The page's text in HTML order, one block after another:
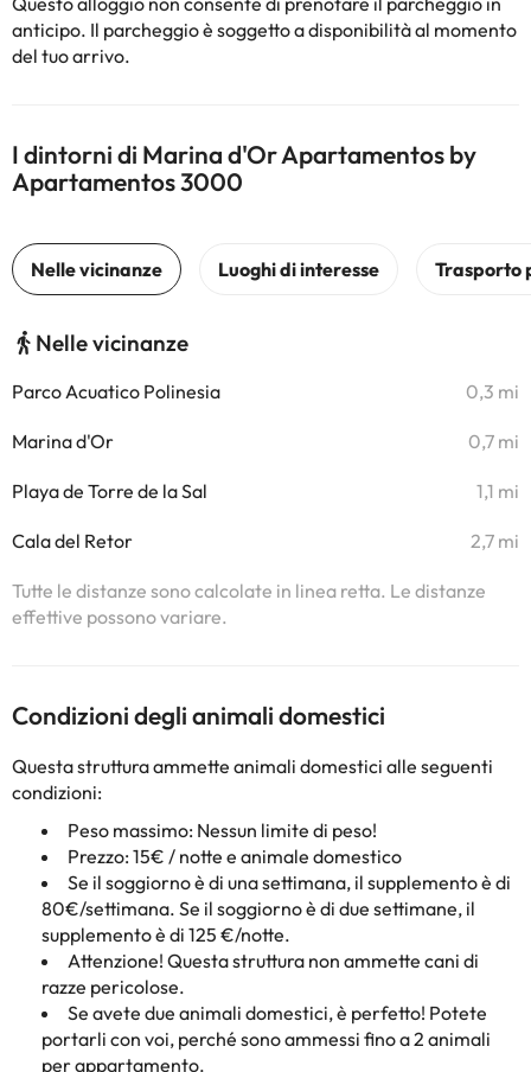
anticipo. Il parcheggio è soggetto a disponibilità al momento
del tuo arrivo.
I dintorni di Marina d'Or Apartamentos by
Apartamentos 3000
Nelle vicinanze
Parco Acuatico Polinesia 0,3 mi
Marina d'Or 0,7 mi
Playa de Torre de la Sal 1,1 mi
Cala del Retor 2,7 mi
Tutte le distanze sono calcolate in linea retta. Le distanze
effettive possono variare.
Condizioni degli animali domestici
Questa struttura ammette animali domestici alle seguenti
condizioni:
Peso massimo: Nessun limite di peso!
Prezzo: 15€ / notte e animale domestico
Se il soggiorno è di una settimana, il supplemento è di
80€/settimana. Se il soggiorno è di due settimane, il
supplemento è di 125 €/notte.
Attenzione! Questa struttura non ammette cani di
razze pericolose.
Se avete due animali domestici, è perfetto! Potete
portarli con voi, perché sono ammessi fino a 2 animali
per appartamento.